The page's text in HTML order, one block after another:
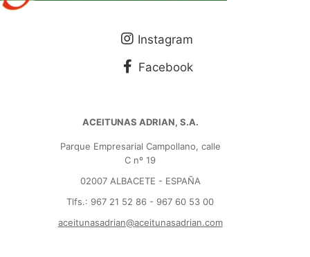
Instagram
Facebook
ACEITUNAS ADRIAN, S.A.
Parque Empresarial Campollano, calle
C nº 19
02007 ALBACETE - ESPAÑA
Tlfs.: 967 21 52 86 - 967 60 53 00
aceitunasadrian@aceitunasadrian.com